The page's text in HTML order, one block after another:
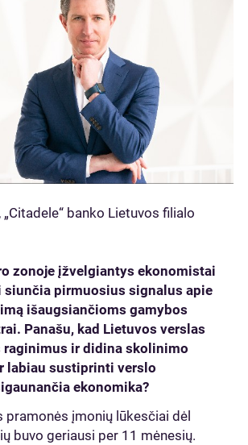
banko Lietuvos filialo
zonoje įžvelgiantys ekonomistai
siunčia pirmuosius signalus apie
išaugsiančioms gamybos
Panašu, kad Lietuvos verslas
raginimus ir didina skolinimo
labiau sustiprinti verslo
ekonomika?
pramonės įmonių lūkesčiai dėl
buvo geriausi per 11 mėnesių.